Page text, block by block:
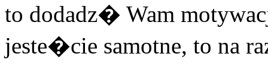
to dodadz� Wam
jeste�cie samotne, to na